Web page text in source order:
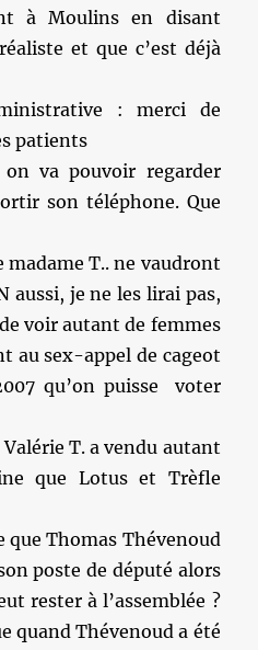
à Moulins en disant
et que c’est déjà
: merci de
patients
va pouvoir regarder
son téléphone. Que
madame T.. ne vaudront
aussi, je ne les lirai pas,
voir autant de femmes
au sex-appel de cageot
qu’on puisse voter
T. a vendu autant
que Lotus et Trèfle
que Thomas Thévenoud
poste de député alors
rester à l’assemblée ?
quand Thévenoud a été